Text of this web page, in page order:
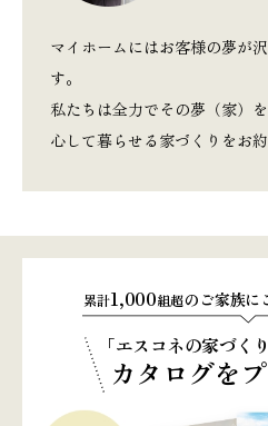
マイホームにはお客様の夢が
す。
私たちは全力でその夢（家）
心して暮らせる家づくりをお約
累計1,000組超のご家族に
「エスコネの家づく
カタログを